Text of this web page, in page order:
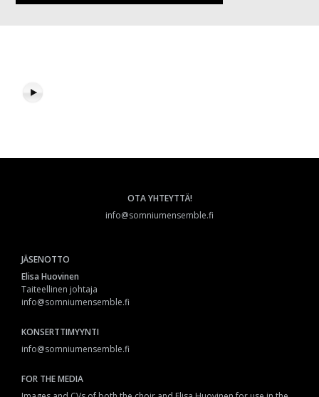
OTA YHTEYTTÄ!
info@somniumensemble.fi
JÄSENOTTO
Elisa Huovinen
Taiteellinen johtaja
info@somniumensemble.fi
KONSERTTIMYYNTI
info@somniumensemble.fi
FOR THE MEDIA